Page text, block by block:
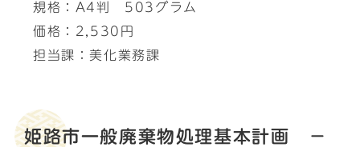
規格：A4判 503グラム
価格：2,530円
担当課：美化業務課
姫路市一般廃棄物処理基本計画 －